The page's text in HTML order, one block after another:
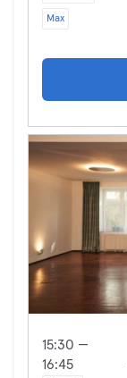
Max
15:30 —
16:45